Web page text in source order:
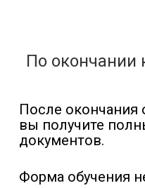
По окончании
После окончания
вы получите
документов.
Форма обучения